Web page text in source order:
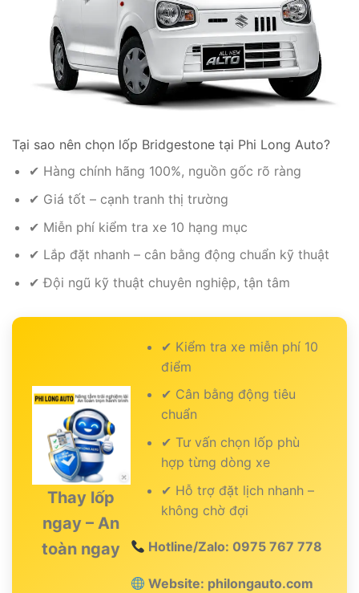
Tại sao nên chọn lốp Bridgestone tại Phi Long Auto?
✔ Hàng chính hãng 100%, nguồn gốc rõ ràng
✔ Giá tốt – cạnh tranh thị trường
✔ Miễn phí kiểm tra xe 10 hạng mục
✔ Lắp đặt nhanh – cân bằng động chuẩn kỹ thuật
✔ Đội ngũ kỹ thuật chuyên nghiệp, tận tâm
Thay lốp
ngay – An
toàn ngay
✔ Kiểm tra xe miễn phí 10
điểm
✔ Cân bằng động tiêu
chuẩn
✔ Tư vấn chọn lốp phù
hợp từng dòng xe
✔ Hỗ trợ đặt lịch nhanh –
không chờ đợi
Hotline/Zalo: 0975 767 778
Website: philongauto.com